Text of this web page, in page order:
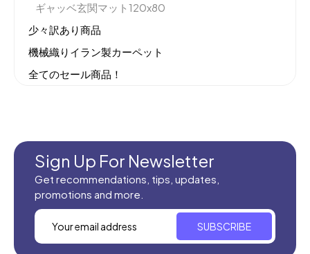
ギャッベ玄関マット120x80
少々訳あり商品
機械織りイラン製カーペット
全てのセール商品！
Sign Up For Newsletter
Get recommendations, tips, updates,
promotions and more.
SUBSCRIBE